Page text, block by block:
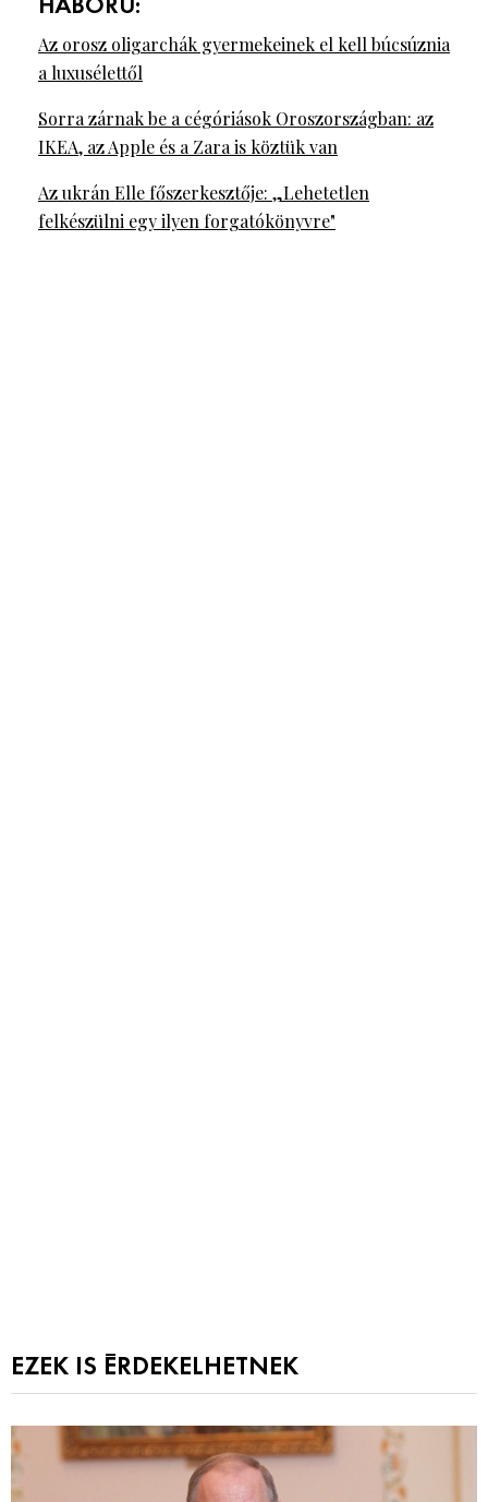
HÁBORÚ:
Az orosz oligarchák gyermekeinek el kell búcsúznia
a luxusélettől
Sorra zárnak be a cégóriások Oroszországban: az
IKEA, az Apple és a Zara is köztük van
Az ukrán Elle főszerkesztője: „Lehetetlen
felkészülni egy ilyen forgatókönyvre"
EZEK IS ÉRDEKELHETNEK